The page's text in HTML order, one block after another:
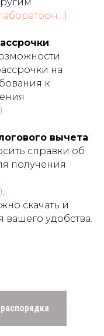
:
на
к
вычета:
справки об
получения
.
скачать и
вашего удобства.